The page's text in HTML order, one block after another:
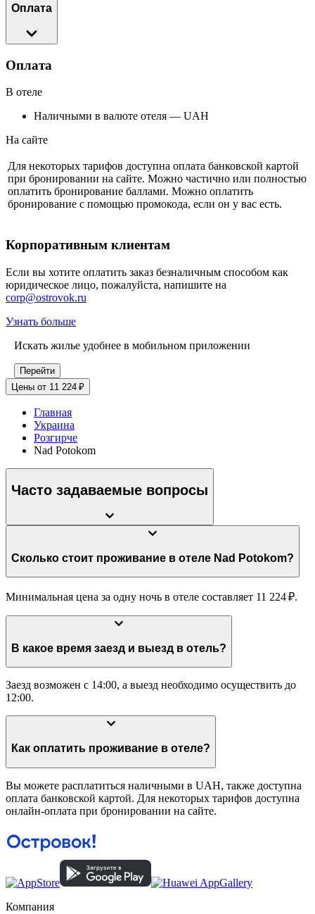
Оплата
Оплата
В отеле
Наличными в валюте отеля — UAH
На сайте
Для некоторых тарифов доступна оплата банковской картой
при бронировании на сайте. Можно частично или полностью
оплатить бронирование баллами. Можно оплатить
бронирование с помощью промокода, если он у вас есть.
Корпоративным клиентам
Если вы хотите оплатить заказ безналичным способом как
юридическое лицо, пожалуйста, напишите на
corp@ostrovok.ru
Узнать больше
Искать жилье удобнее в мобильном приложении
Перейти
Цены от 11 224 ₽
Главная
Украина
Розгирче
Nad Potokom
Часто задаваемые вопросы
Сколько стоит проживание в отеле Nad Potokom?
Минимальная цена за одну ночь в отеле составляет 11 224 ₽.
В какое время заезд и выезд в отель?
Заезд возможен с 14:00, а выезд необходимо осуществить до
12:00.
Как оплатить проживание в отеле?
Вы можете расплатиться наличными в UAH, также доступна
оплата банковской картой. Для некоторых тарифов доступна
онлайн-оплата при бронировании на сайте.
Компания